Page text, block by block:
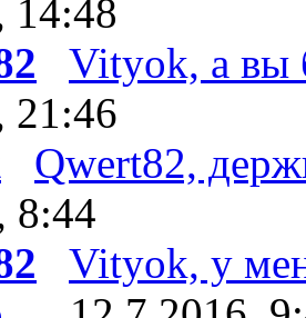
14:48
Vityok, а вы
21:46
Qwert82,
8:44
Vityok, у